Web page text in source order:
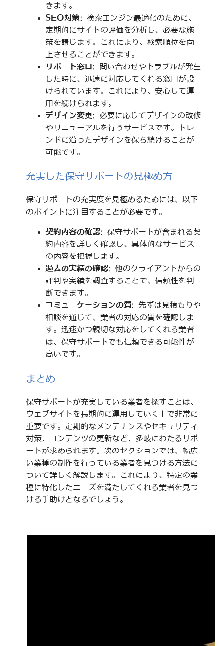
きます。
SEO対策: 検索エンジン最適化のために、
定期的にサイトの評価を分析し、必要な施
策を講じます。これにより、検索順位を向
上させることができます。
サポート窓口 : 問い合わせやトラブルが発生
した時に、迅速に対応してくれる窓口が設
けられています。これにより、安心して運
用を続けられます。
デザイン変更: 必要に応じてデザインの改修
やリニューアルを行うサービスです。トレ
ンドに沿ったデザインを保ち続けることが
可能です。
充実した保守サポートの見極め方
保守サポートの充実度を見極めるためには、以下
のポイントに注目することが必要です。
契約内容の確認: 保守サポートが含まれる契
約内容を詳しく確認し、具体的なサービス
の内容を把握します。
過去の実績の確認: 他のクライアントからの
評判や実績を調査することで、信頼性を判
断できます。
コミュニケーションの質: 先ずは見積もりや
相談を通じて、業者の対応の質を確認しま
す。迅速かつ親切な対応をしてくれる業者
は、保守サポートでも信頼できる可能性が
高いです。
まとめ
保守サポートが充実している業者を探すことは、
ウェブサイトを長期的に運用していく上で非常に
重要です。定期的なメンテナンスやセキュリティ
対策、コンテンツの更新など、多岐にわたるサポ
ートが求められます。次のセクションでは、幅広
い業種の制作を行っている業者を見つける方法に
ついて詳しく解説します。これにより、特定の業
種に特化したニーズを満たしてくれる業者を見つ
ける手助けとなるでしょう。